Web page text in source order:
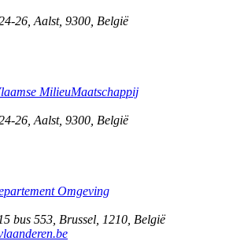
26 Aalst, 9300 België
MilieuMaatschappij
26 Aalst, 9300 België
Omgeving
bus 553 Brussel 1210 België